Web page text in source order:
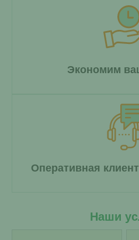
Экономим
Оперативная
Наши